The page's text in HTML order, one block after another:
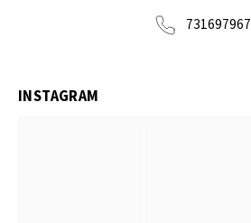
731697967
INSTAGRAM